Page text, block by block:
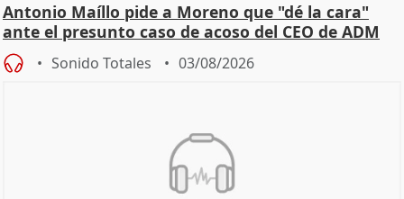
Antonio Maíllo pide a Moreno que "dé la cara"
ante el presunto caso de acoso del CEO de ADM
Sonido Totales 03/08/2026